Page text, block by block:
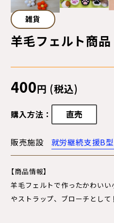
雑貨
羊毛フェルト商品
400円 (税込)
購入方法： 直売
販売施設 就労継続支援B
【商品情報】
羊毛フェルトで作ったかわい
やストラップ、ブローチとして